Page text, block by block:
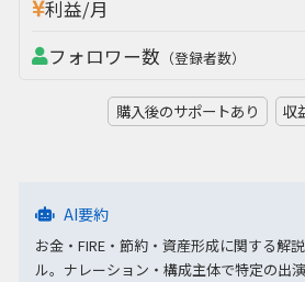
利益/月
フォロワー数 （登録者数）
購入後のサポートあり 収
AI要約
お金・FIRE・節約・資産形成に関する解
ル。ナレーション・構成主体で特定の出